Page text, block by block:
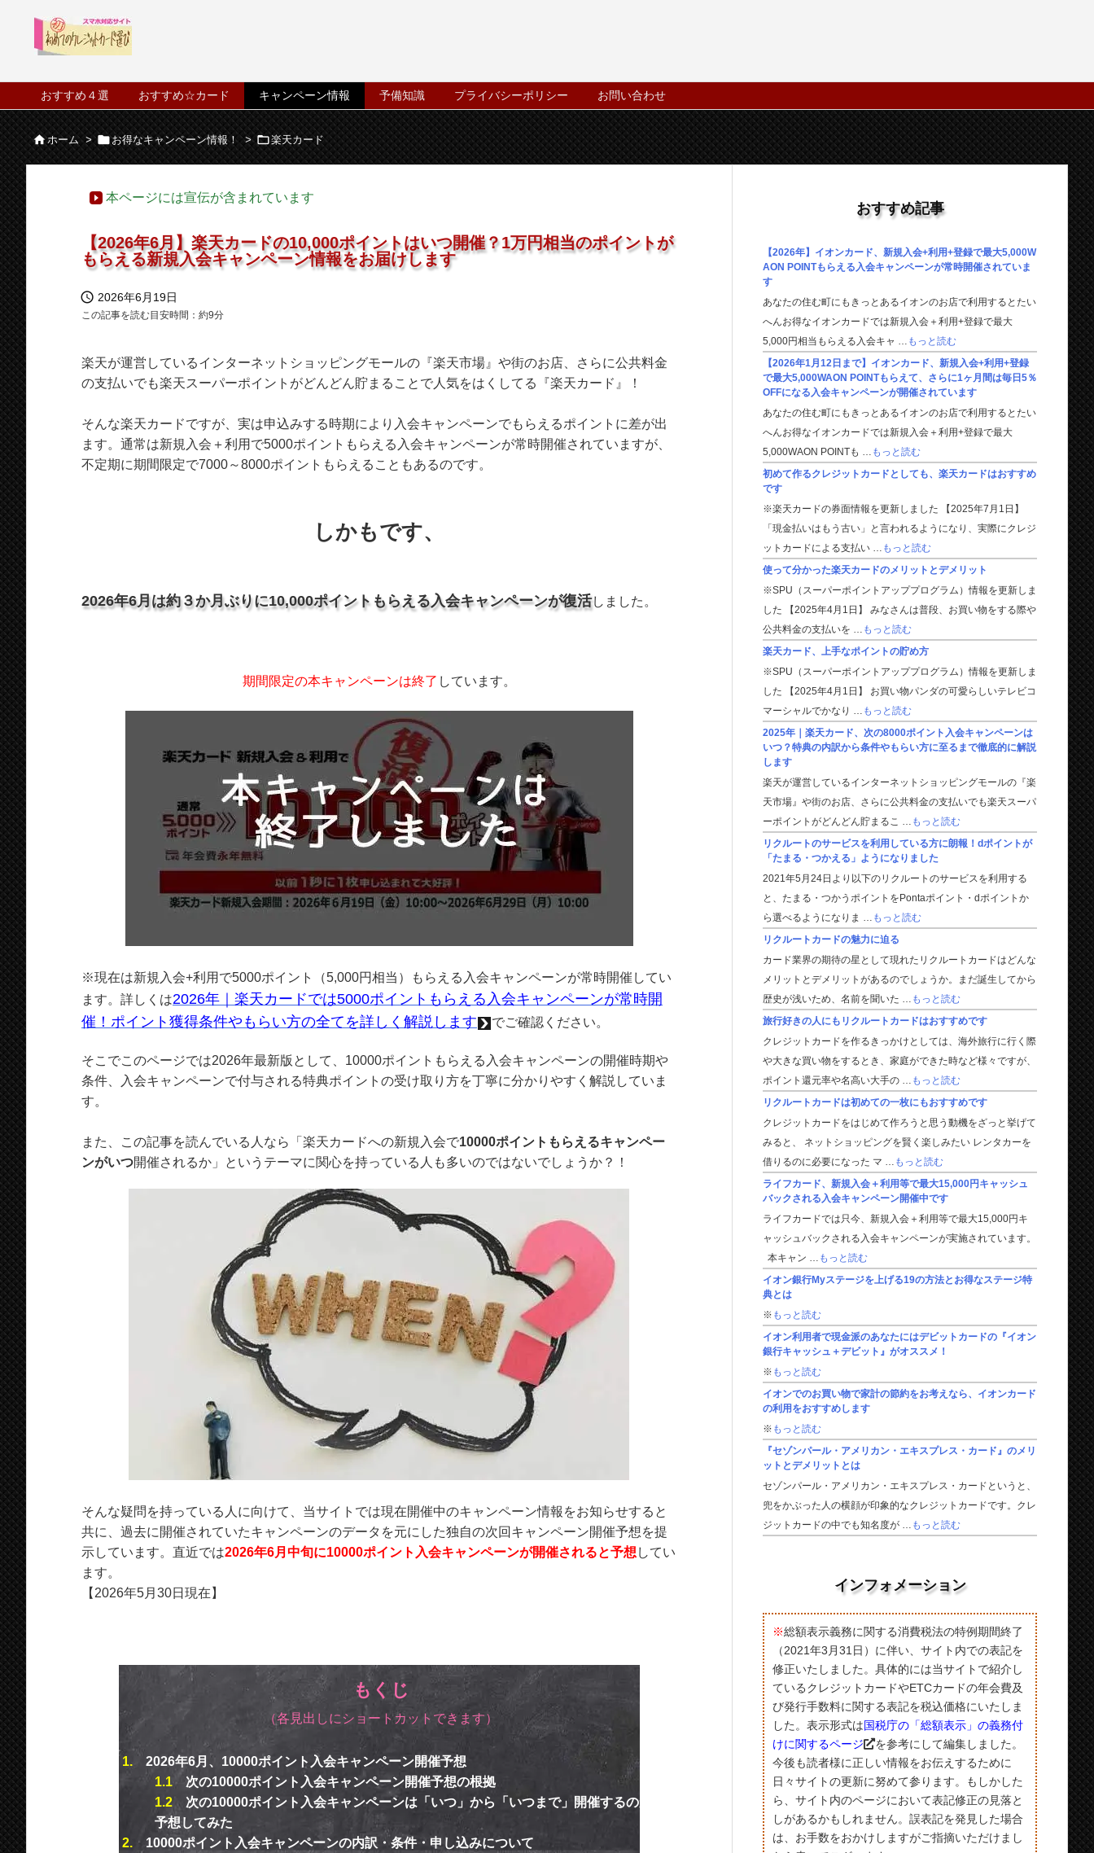
おすすめ４選 おすすめ☆カード キャンペーン情報 予備知識 プライバシーポリシー お問い合わせ
ホーム > お得なキャンペーン情報！ > 楽天カード
本ページには宣伝が含まれています
【2026年6月】楽天カードの10,000ポイントはいつ開催？1万円相当のポイントが
もらえる新規入会キャンペーン情報をお届けします
 2026年6月19日
この記事を読む目安時間：約9分
楽天が運営しているインターネットショッピングモールの『楽天市場』や街のお店、さらに公共料金
の支払いでも楽天スーパーポイントがどんどん貯まることで人気をはくしてる『楽天カード』！
そんな楽天カードですが、実は申込みする時期により入会キャンペーンでもらえるポイントに差が出
ます。通常は新規入会＋利用で5000ポイントもらえる入会キャンペーンが常時開催されていますが、
不定期に期間限定で7000～8000ポイントもらえることもあるのです。
しかもです、
2026年6月は約３か月ぶりに10,000ポイントもらえる入会キャンペーンが復活しました。
期間限定の本キャンペーンは終了 しています。
※現在は新規入会+利用で5000ポイント（5,000円相当）もらえる入会キャンペーンが常時開催してい
ます。詳しくは2026年｜楽天カードでは5000ポイントもらえる入会キャンペーンが常時開
催！ポイント獲得条件やもらい方の全てを詳しく解説します
でご確認ください。
そこでこのページでは2026年最新版として、10000ポイントもらえる入会キャンペーンの開催時期や
条件、入会キャンペーンで付与される特典ポイントの受け取り方を丁寧に分かりやすく解説していま
す。
また、この記事を読んでいる人なら「楽天カードへの新規入会で10000ポイントもらえるキャンペー
ンがいつ開催されるか」というテーマに関心を持っている人も多いのではないでしょうか？！
そんな疑問を持っている人に向けて、当サイトでは現在開催中のキャンペーン情報をお知らせすると
共に、過去に開催されていたキャンペーンのデータを元にした独自の次回キャンペーン開催予想を提
示しています。直近では2026年6月中旬に10000ポイント入会キャンペーンが開催されると予想 してい
ます。
【2026年5月30日現在】
もくじ
（各見出しにショートカットできます）
1.
2026年6月、10000ポイント入会キャンペーン開催予想
1.1
次の10000ポイント入会キャンペーン開催予想の根拠
1.2
次の10000ポイント入会キャンペーンは「いつ」から「いつまで」開催するのか
予想してみた
2.
10000ポイント入会キャンペーンの内訳・条件・申し込みについて
おすすめ記事
【2026年】イオンカード、新規入会+利用+登録で最大5,000W
AON POINTもらえる入会キャンペーンが常時開催されていま
す
あなたの住む町にもきっとあるイオンのお店で利用するとたい
へんお得なイオンカードでは新規入会＋利用+登録で最大
5,000円相当もらえる入会キャ …
もっと読む
【2026年1月12日まで】イオンカード、新規入会+利用+登録
で最大5,000WAON POINTもらえて、さらに1ヶ月間は毎日5％
OFFになる入会キャンペーンが開催されています
あなたの住む町にもきっとあるイオンのお店で利用するとたい
へんお得なイオンカードでは新規入会＋利用+登録で最大
5,000WAON POINTも …
もっと読む
初めて作るクレジットカードとしても、楽天カードはおすすめ
です
※楽天カードの券面情報を更新しました 【2025年7月1日】
「現金払いはもう古い」と言われるようになり、実際にクレジ
ットカードによる支払い …
もっと読む
使って分かった楽天カードのメリットとデメリット
※SPU（スーパーポイントアッププログラム）情報を更新しま
した 【2025年4月1日】 みなさんは普段、お買い物をする際や
公共料金の支払いを …
もっと読む
楽天カード、上手なポイントの貯め方
※SPU（スーパーポイントアッププログラム）情報を更新しま
した 【2025年4月1日】 お買い物パンダの可愛らしいテレビコ
マーシャルでかなり …
もっと読む
2025年｜楽天カード、次の8000ポイント入会キャンペーンは
いつ？特典の内訳から条件やもらい方に至るまで徹底的に解説
します
楽天が運営しているインターネットショッピングモールの『楽
天市場』や街のお店、さらに公共料金の支払いでも楽天スーパ
ーポイントがどんどん貯まるこ …
もっと読む
リクルートのサービスを利用している方に朗報！dポイントが
「たまる・つかえる」ようになりました
2021年5月24日より以下のリクルートのサービスを利用する
と、たまる・つかうポイントをPontaポイント・dポイントか
ら選べるようになりま …
もっと読む
リクルートカードの魅力に迫る
カード業界の期待の星として現れたリクルートカードはどんな
メリットとデメリットがあるのでしょうか。まだ誕生してから
歴史が浅いため、名前を聞いた …
もっと読む
旅行好きの人にもリクルートカードはおすすめです
クレジットカードを作るきっかけとしては、海外旅行に行く際
や大きな買い物をするとき、家庭ができた時など様々ですが、
ポイント還元率や名高い大手の …
もっと読む
リクルートカードは初めての一枚にもおすすめです
クレジットカードをはじめて作ろうと思う動機をざっと挙げて
みると、 ネットショッピングを賢く楽しみたい レンタカーを
借りるのに必要になった マ …
もっと読む
ライフカード、新規入会＋利用等で最大15,000円キャッシュ
バックされる入会キャンペーン開催中です
ライフカードでは只今、新規入会＋利用等で最大15,000円キ
ャッシュバックされる入会キャンペーンが実施されています。
本キャン …
もっと読む
イオン銀行Myステージを上げる19の方法とお得なステージ特
典とは
※ もっと読む
イオン利用者で現金派のあなたにはデビットカードの『イオン
銀行キャッシュ＋デビット』がオススメ！
※ もっと読む
イオンでのお買い物で家計の節約をお考えなら、イオンカード
の利用をおすすめします
※ もっと読む
『セゾンパール・アメリカン・エキスプレス・カード』のメリ
ットとデメリットとは
セゾンパール・アメリカン・エキスプレス・カードというと、
兜をかぶった人の横顔が印象的なクレジットカードです。クレ
ジットカードの中でも知名度が …
もっと読む
インフォメーション
※総額表示義務に関する消費税法の特例期間終了
（2021年3月31日）に伴い、サイト内での表記を
修正いたしました。具体的には当サイトで紹介し
ているクレジットカードやETCカードの年会費及
び発行手数料に関する表記を税込価格にいたしま
した。表示形式は国税庁の「総額表示」の義務付
けに関するページ
を参考にして編集しました。
今後も読者様に正しい情報をお伝えするために
日々サイトの更新に努めて参ります。もしかした
ら、サイト内のページにおいて表記修正の見落と
しがあるかもしれません。誤表記を発見した場合
は、お手数をおかけしますがご指摘いただけまし